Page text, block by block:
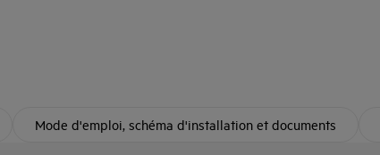
Mode d'emploi, schéma d'installation et documents